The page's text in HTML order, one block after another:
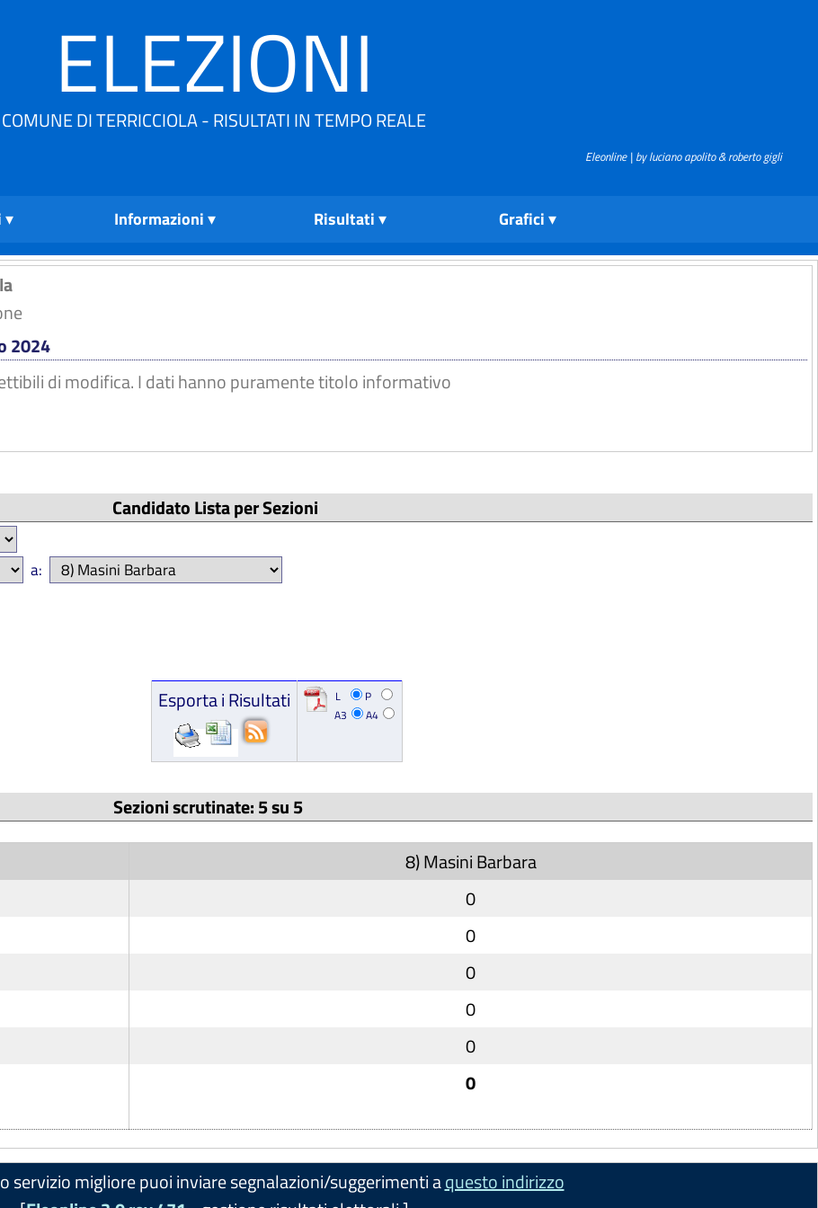
ELEZIONI
COMUNE DI TERRICCIOLA - RISULTATI IN TEMPO REALE
Eleonline | by luciano apolito & roberto gigli
Informazioni Risultati Grafici
2024
di modifica. I dati hanno puramente titolo informativo
Candidato Lista per Sezioni
a:
Esporta i Risultati L
P
A3
A4
Sezioni scrutinate: 5 su 5
8) Masini Barbara
0
0
0
0
0
0
servizio migliore puoi inviare segnalazioni/suggerimenti aquesto indirizzo